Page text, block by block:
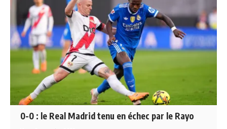
0-0 : le Real Madrid tenu en échec par le Rayo